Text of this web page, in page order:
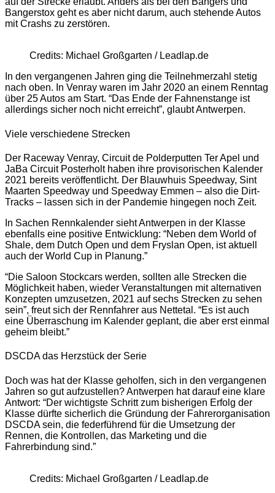
Bangerstox geht es aber nicht darum, auch stehende Autos
mit Crashs zu zerstören.
Credits: Michael Großgarten / Leadlap.de
In den vergangenen Jahren ging die Teilnehmerzahl stetig
nach oben. In Venray waren im Jahr 2020 an einem Renntag
über 25 Autos am Start. “Das Ende der Fahnenstange ist
allerdings sicher noch nicht erreicht”, glaubt Antwerpen.
Viele verschiedene Strecken
Der Raceway Venray, Circuit de Polderputten Ter Apel und
JaBa Circuit Posterholt haben ihre provisorischen Kalender
2021 bereits veröffentlicht. Der Blauwhuis Speedway, Sint
Maarten Speedway und Speedway Emmen – also die Dirt-
Tracks – lassen sich in der Pandemie hingegen noch Zeit.
In Sachen Rennkalender sieht Antwerpen in der Klasse
ebenfalls eine positive Entwicklung: “Neben dem World of
Shale, dem Dutch Open und dem Fryslan Open, ist aktuell
auch der World Cup in Planung.”
“Die Saloon Stockcars werden, sollten alle Strecken die
Möglichkeit haben, wieder Veranstaltungen mit alternativen
Konzepten umzusetzen, 2021 auf sechs Strecken zu sehen
sein”, freut sich der Rennfahrer aus Nettetal. “Es ist auch
eine Überraschung im Kalender geplant, die aber erst einmal
geheim bleibt.”
DSCDA das Herzstück der Serie
Doch was hat der Klasse geholfen, sich in den vergangenen
Jahren so gut aufzustellen? Antwerpen hat darauf eine klare
Antwort: “Der wichtigste Schritt zum bisherigen Erfolg der
Klasse dürfte sicherlich die Gründung der Fahrerorganisation
DSCDA sein, die federführend für die Umsetzung der
Rennen, die Kontrollen, das Marketing und die
Fahrerbindung sind.”
Credits: Michael Großgarten / Leadlap.de